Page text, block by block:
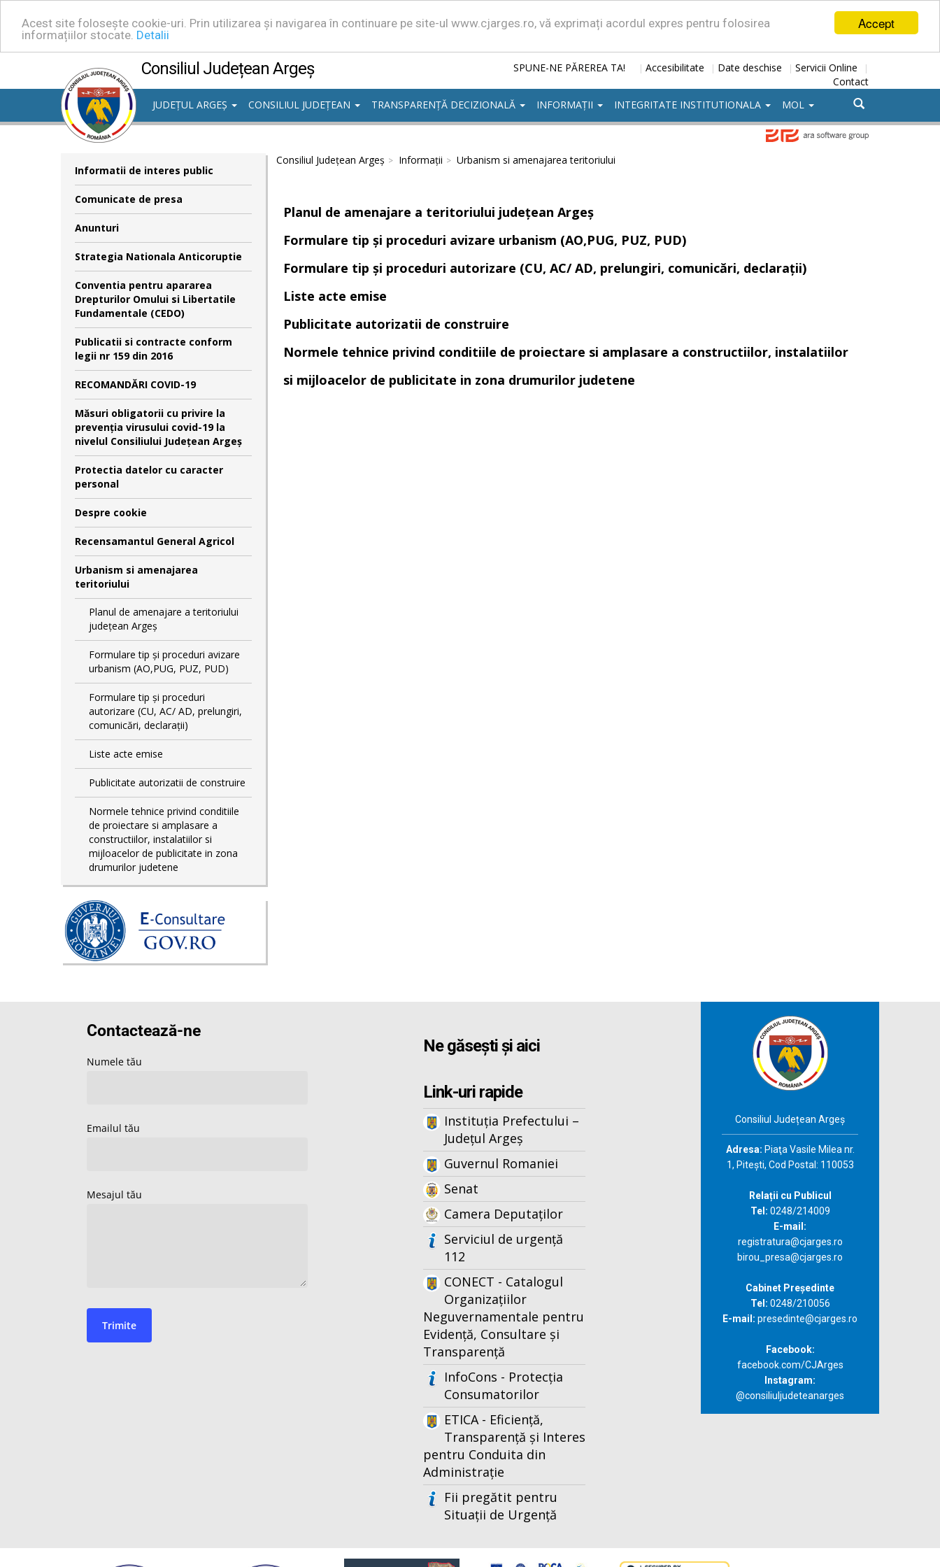
Accept
Acest site folosește cookie-uri. Prin utilizarea și navigarea în continuare pe site-ul www.cjarges.ro, vă exprimați acordul expres pentru folosirea
informațiilor stocate. Detalii
Consiliul Județean Argeș SPUNE-NE PĂREREA TA! | Accesibilitate | Date deschise | Servicii Online |
Contact
JUDEȚUL ARGEȘ
CONSILIUL JUDEȚEAN TRANSPARENȚĂ DECIZIONALĂ INFORMAȚII INTEGRITATE INSTITUTIONALA MOL
Informatii de interes public
Comunicate de presa
Anunturi
Strategia Nationala Anticoruptie
Conventia pentru apararea
Drepturilor Omului si Libertatile
Fundamentale (CEDO)
Publicatii si contracte conform
legii nr 159 din 2016
RECOMANDĂRI COVID-19
Măsuri obligatorii cu privire la
prevenția virusului covid-19 la
nivelul Consiliului Județean Argeș
Protectia datelor cu caracter
personal
Despre cookie
Recensamantul General Agricol
Urbanism si amenajarea
teritoriului
Planul de amenajare a teritoriului
județean Argeș
Formulare tip și proceduri avizare
urbanism (AO,PUG, PUZ, PUD)
Formulare tip și proceduri
autorizare (CU, AC/ AD, prelungiri,
comunicări, declarații)
Liste acte emise
Publicitate autorizatii de construire
Normele tehnice privind conditiile
de proiectare si amplasare a
constructiilor, instalatiilor si
mijloacelor de publicitate in zona
drumurilor judetene
Consiliul Județean Argeș Informații Urbanism si amenajarea teritoriului
Planul de amenajare a teritoriului județean Argeș
Formulare tip și proceduri avizare urbanism (AO,PUG, PUZ, PUD)
Formulare tip și proceduri autorizare (CU, AC/ AD, prelungiri, comunicări, declarații)
Liste acte emise
Publicitate autorizatii de construire
Normele tehnice privind conditiile de proiectare si amplasare a constructiilor, instalatiilor
si mijloacelor de publicitate in zona drumurilor judetene
Ne găsești și aici
Link-uri rapide
Instituția Prefectului –
Județul Argeș
Guvernul Romaniei
Senat
Camera Deputaților
Serviciul de urgență
112
CONECT - Catalogul
Organizațiilor
Neguvernamentale pentru
Evidență, Consultare și
Transparență
InfoCons - Protecția
Consumatorilor
ETICA - Eficiență,
Transparență și Interes
pentru Conduita din
Administrație
Fii pregătit pentru
Situații de Urgență
Consiliul Județean Argeș
Adresa: Piaţa Vasile Milea nr.
1, Piteşti, Cod Postal: 110053
Relații cu Publicul
Tel: 0248/214009
E-mail:
registratura@cjarges.ro
birou_presa@cjarges.ro
Cabinet Președinte
Tel: 0248/210056
E-mail: presedinte@cjarges.ro
Facebook:
facebook.com/CJArges
Instagram:
@consiliuljudeteanarges